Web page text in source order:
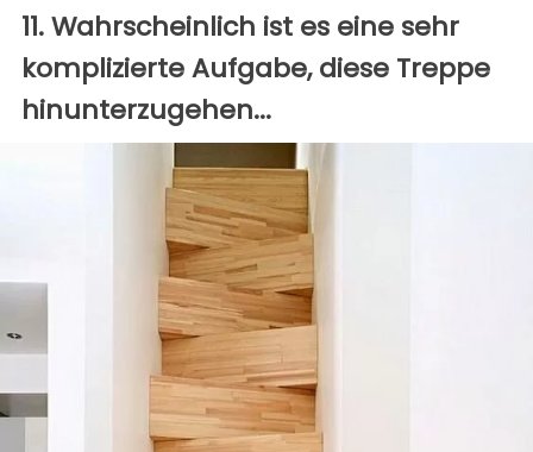
11. Wahrscheinlich ist es eine sehr
komplizierte Aufgabe, diese Treppe
hinunterzugehen...